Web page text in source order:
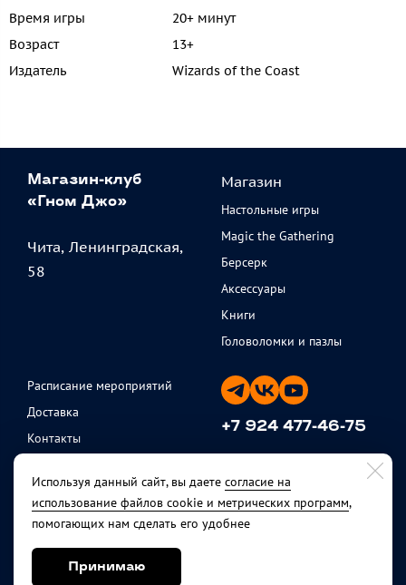
Время игры
20+ минут
Возраст
13+
Издатель
Wizards of the Coast
Магазин-клуб
«Гном Джо»
Чита, Ленинградская,
58
Магазин
Настольные игры
Magic the Gathering
Берсерк
Аксессуары
Книги
Головоломки и пазлы
Расписание мероприятий
Доставка
Контакты
Политика
конфиденциальности
Возврат товара
+7 924 477-46-75
Используя данный сайт, вы даете согласие на
использование файлов cookie и метрических программ,
помогающих нам сделать его удобнее
Принимаю